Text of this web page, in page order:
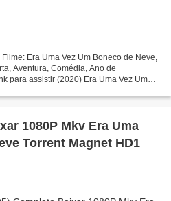
Era Uma Vez Um Boneco de Neve,
Aventura, Comédia, Ano de
para assistir (2020) Era Uma Vez Um
1080P Mkv Era Uma
Torrent Magnet HD1